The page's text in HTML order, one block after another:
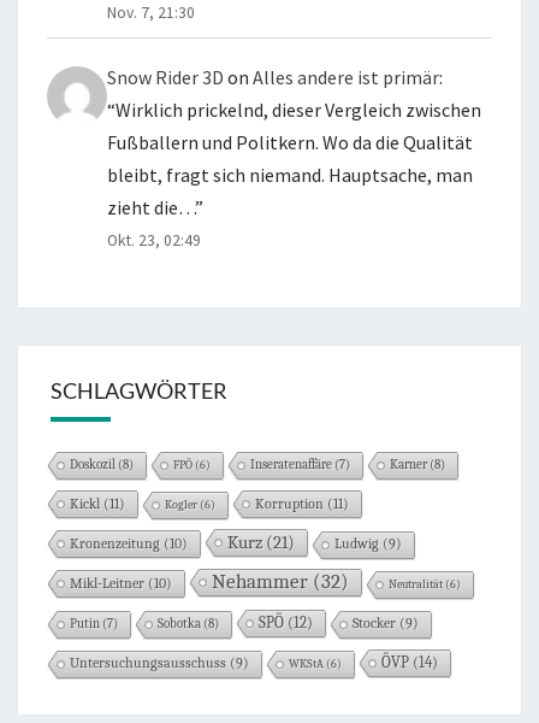
Nov. 7, 21:30
Snow Rider 3D on Alles andere ist primär:
“Wirklich prickelnd, dieser Vergleich zwischen
Fußballern und Politkern. Wo da die Qualität
bleibt, fragt sich niemand. Hauptsache, man
zieht die…”
Okt. 23, 02:49
SCHLAGWÖRTER
Doskozil (8) FPÖ (6) Inseratenaffäre (7) Karner(8)
Kickl (11) Kogler (6) Korruption (11)
Kronenzeitung (10) Kurz (21) Ludwig (9)
Mikl-Leitner (10) Nehammer (32) Neutralität (6)
Putin (7) Sobotka (8) SPÖ (12) Stocker (9)
Untersuchungsausschuss (9) WKStA (6) ÖVP (14)